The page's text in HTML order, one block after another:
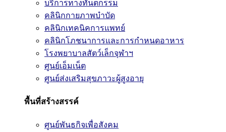
บริการทางทันตกรรม
คลินิกกายภาพบำบัด
คลินิกเทคนิคการแพทย์
คลินิกโภชนาการและการกำหนดอาหาร
โรงพยาบาลสัตว์เล็กจุฬาฯ
ศูนย์เอ็มเน็ต
ศูนย์ส่งเสริมสุขภาวะผู้สูงอายุ
พื้นที่สร้างสรรค์
ศูนย์พันธกิจเพื่อสังคม